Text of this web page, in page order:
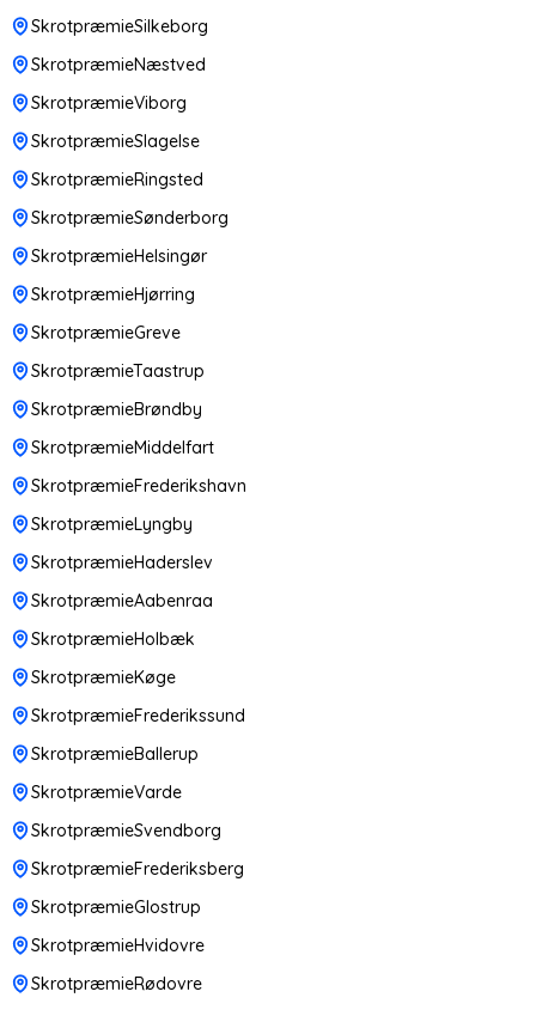
SkrotpræmieSilkeborg
SkrotpræmieNæstved
SkrotpræmieViborg
SkrotpræmieSlagelse
SkrotpræmieRingsted
SkrotpræmieSønderborg
SkrotpræmieHelsingør
SkrotpræmieHjørring
SkrotpræmieGreve
SkrotpræmieTaastrup
SkrotpræmieBrøndby
SkrotpræmieMiddelfart
SkrotpræmieFrederikshavn
SkrotpræmieLyngby
SkrotpræmieHaderslev
SkrotpræmieAabenraa
SkrotpræmieHolbæk
SkrotpræmieKøge
SkrotpræmieFrederikssund
SkrotpræmieBallerup
SkrotpræmieVarde
SkrotpræmieSvendborg
SkrotpræmieFrederiksberg
SkrotpræmieGlostrup
SkrotpræmieHvidovre
SkrotpræmieRødovre